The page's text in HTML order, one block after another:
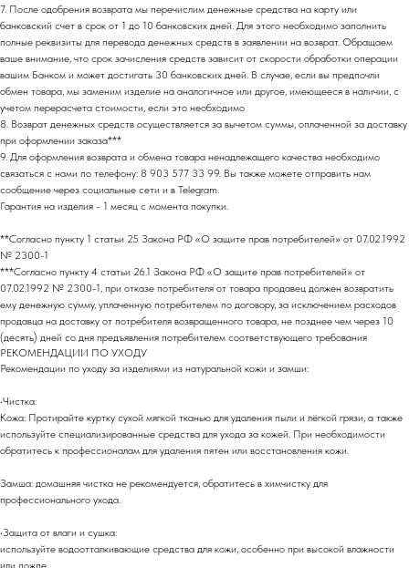
7. После одобрения возврата мы перечислим денежные средства на карту или
банковский счет в срок от 1 до 10 банковских дней. Для этого необходимо заполнить
полные реквизиты для перевода денежных средств в заявлении на возврат. Обращаем
ваше внимание, что срок зачисления средств зависит от скорости обработки операции
вашим Банком и может достигать 30 банковских дней. В случае, если вы предпочли
обмен товара, мы заменим изделие на аналогичное или другое, имеющееся в наличии, с
учетом перерасчета стоимости, если это необходимо
8. Возврат денежных средств осуществляется за вычетом суммы, оплаченной за доставку
при оформлении заказа***
9. Для оформления возврата и обмена товара ненадлежащего качества необходимо
связаться с нами по телефону: 8 903 577 33 99. Вы также можете отправить нам
сообщение через социальные сети и в Telegram.
Гарантия на изделия - 1 месяц с момента покупки.
**Согласно пункту 1 статьи 25 Закона РФ «О защите прав потребителей» от 07.02.1992
№ 2300-1
***Согласно пункту 4 статьи 26.1 Закона РФ «О защите прав потребителей» от
07.02.1992 № 2300-1, при отказе потребителя от товара продавец должен возвратить
ему денежную сумму, уплаченную потребителем по договору, за исключением расходов
продавца на доставку от потребителя возвращенного товара, не позднее чем через 10
(десять) дней со дня предъявления потребителем соответствующего требования
РEКОМЕНДАЦИИ ПО УХОДУ
Рекомендации по уходу за изделиями из натуральной кожи и замши:
•Чистка:
Кожа: Протирайте куртку сухой мягкой тканью для удаления пыли и лёгкой грязи, а также
используйте специализированные средства для ухода за кожей. При необходимости
обратитесь к профессионалам для удаления пятен или восстановления кожи.
Замша: домашняя чистка не рекомендуется, обратитесь в химчистку для
профессионального ухода.
•Защита от влаги и сушка:
используйте водоотталкивающие средства для кожи, особенно при высокой влажности
или дожде.
Большой Козихинский переулок, д. 23, подъезд 2,
домофон 1
Часы работы: 11:00-21:00, ежедневно
.В ЦЕНТРЕ СТОЛИЦЫ